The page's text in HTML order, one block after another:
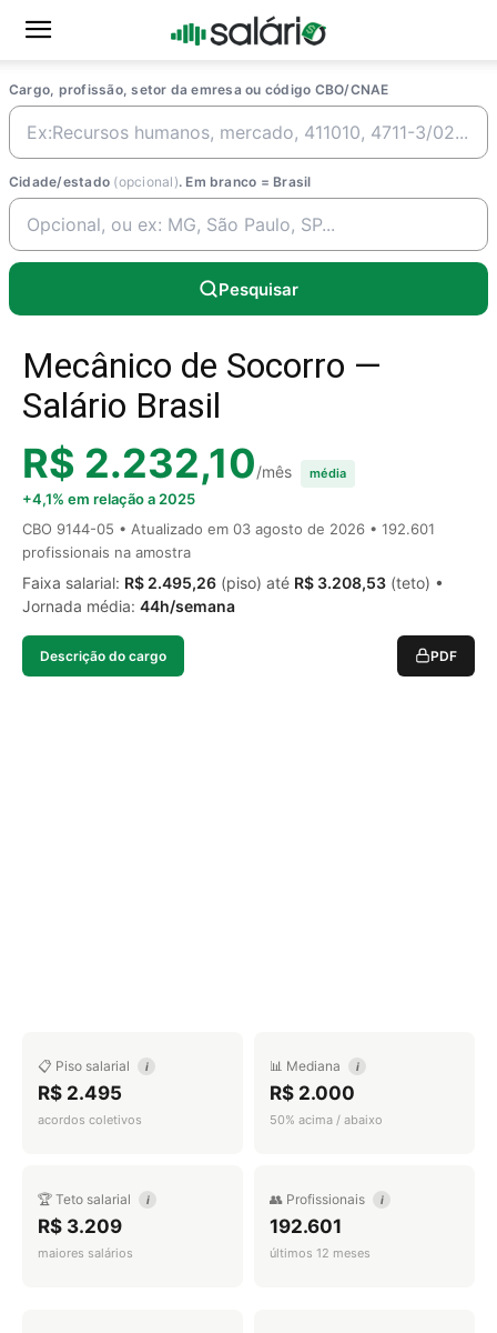
Cargo, profissão, setor da emresa ou código CBO/CNAE
Cidade/estado (opcional). Em branco = Brasil
Pesquisar
Mecânico de Socorro —
Salário Brasil
R$ 2.232,10/mês média
+4,1% em relação a 2025
CBO 9144-05 • Atualizado em 03 agosto de 2026 • 192.601
profissionais na amostra
Faixa salarial: R$ 2.495,26 (piso) até R$ 3.208,53 (teto) •
Jornada média: 44h/semana
Descrição do cargo PDF
📋 Piso salarial i
R$ 2.495
acordos coletivos
📊 Mediana i
R$ 2.000
50% acima / abaixo
🏆 Teto salarial i
R$ 3.209
maiores salários
👥 Profissionais i
192.601
últimos 12 meses